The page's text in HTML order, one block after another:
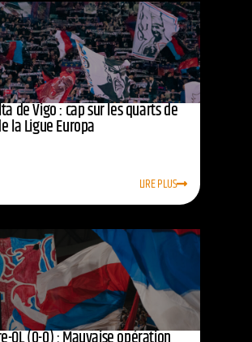
de Vigo : cap sur les quarts de
la Ligue Europa
LIRE PLUS